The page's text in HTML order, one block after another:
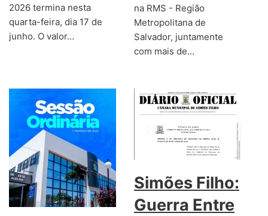
2026 termina nesta
quarta-feira, dia 17 de
junho. O valor…
na RMS - Região
Metropolitana de
Salvador, juntamente
com mais de…
Simões Filho:
Guerra Entre